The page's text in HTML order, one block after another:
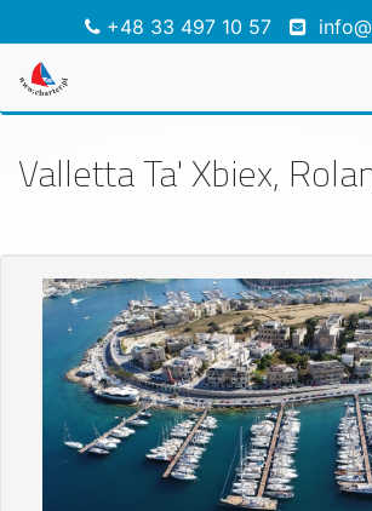
+48 33 497 10 57
Valletta Ta' Xbiex,